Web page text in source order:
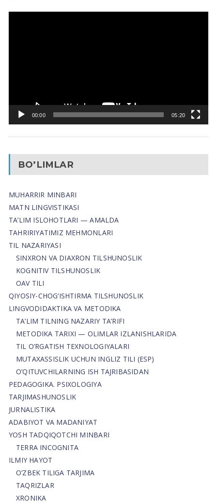
00:00 05:20
BO’LIMLAR
MUHARRIR MINBARI
MATN LINGVISTIKASI
TA’LIM ISLOHOTLARI — AMALDA
TAHRIRIYATIMIZ MEHMONLARI
TIL NAZARIYASI
SINXRON VA DIAXRON TILSHUNOSLIK
KOGNITIV TILSHUNOSLIK
OAV TILI
QIYOSIY-CHOG‘ISHTIRMA TILSHUNOSLIK
LINGVODIDAKTIKA VA METODIKA
TA’LIM TILNING NAZARIY TA’RIFI
METODIKA TARIXI — OLIMLAR IZLANISHLARIDA
TIL O’RGATISH TEXNOLOGIYALARI
MUTAXASSISLIK UCHUN INGLIZ TILI (ESP)
O’QITUVCHILARNING ISH TAJRIBASIDAN
PEDAGOGIKA. PSIXOLOGIYA
TARJIMASHUNOSLIK
JURNALISTIKA
ADABIYOT VA MADANIYAT
YOSH TADQIQOTCHI MINBARI
TERRA INCOGNITA
ILMIY HAYOT
O’ZBEK TILIGA TARJIMA
TAQRIZLAR
XRONIKA